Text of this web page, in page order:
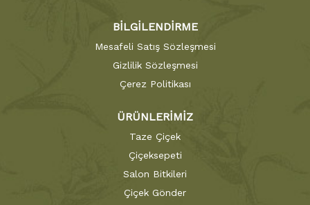
BİLGİLENDİRME
Mesafeli Satış Sözleşmesi
Gizlilik Sözleşmesi
Çerez Politikası
ÜRÜNLERİMİZ
Taze Çiçek
Çiçeksepeti
Salon Bitkileri
Çiçek Gönder